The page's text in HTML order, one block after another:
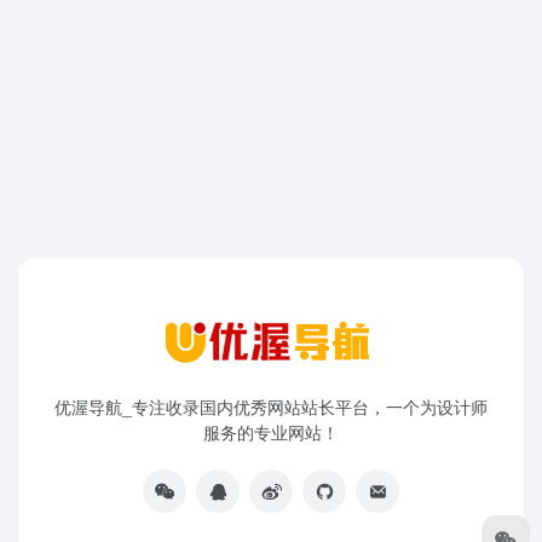
优渥导航_专注收录国内优秀网站站长平台，一个为设计师
服务的专业网站！